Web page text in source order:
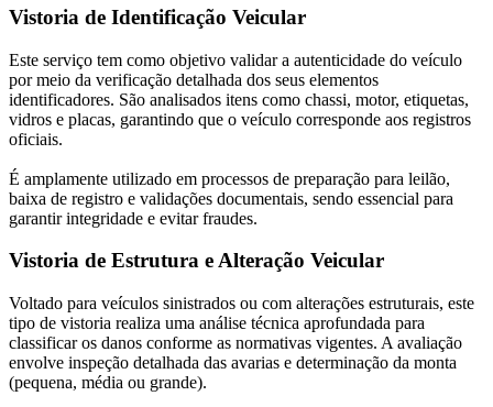
Vistoria de Identificação Veicular
Este serviço tem como objetivo validar a autenticidade do veículo
por meio da verificação detalhada dos seus elementos
identificadores. São analisados itens como chassi, motor, etiquetas,
vidros e placas, garantindo que o veículo corresponde aos registros
oficiais.
É amplamente utilizado em processos de preparação para leilão,
baixa de registro e validações documentais, sendo essencial para
garantir integridade e evitar fraudes.
Vistoria de Estrutura e Alteração Veicular
Voltado para veículos sinistrados ou com alterações estruturais, este
tipo de vistoria realiza uma análise técnica aprofundada para
classificar os danos conforme as normativas vigentes. A avaliação
envolve inspeção detalhada das avarias e determinação da monta
(pequena, média ou grande).